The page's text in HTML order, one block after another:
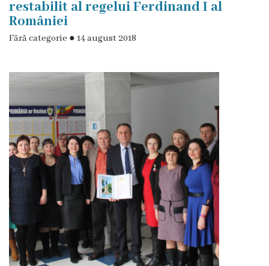
achiziții
Contracte
Licitație
cu
strigare
vânzare
Proces
verbal
restabilit al regelui Ferdinand I al
României
Fără categorie ● 14 august 2018